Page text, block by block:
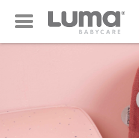
Toggle
navigation